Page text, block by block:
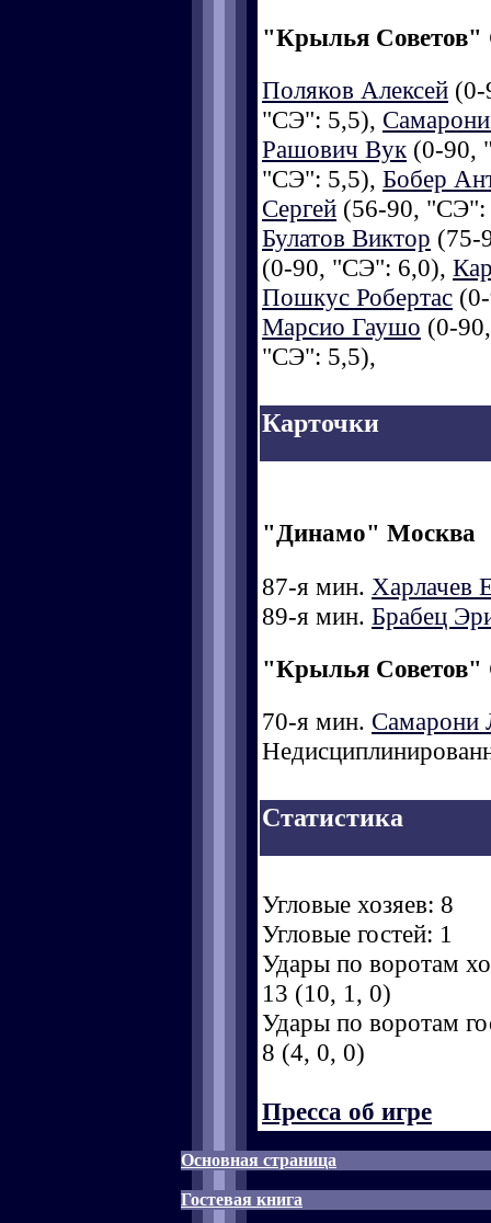
"Крылья Советов"
Поляков Алексей
"СЭ": 5,5),
Рашович Вук (0-90,
"СЭ": 5,5), Бобер
Сергей (56-90,
Булатов Виктор (75-
(0-90, "СЭ": 6,0),
Пошкус Робертас
Марсио Гаушо (0-
"СЭ": 5,5),
Карточки
"Динамо" Москва
87-я мин. Харлачев
89-я мин. Брабец
"Крылья Советов"
70-я мин. Самарони
Статистика
Угловые хозяев: 8
Угловые гостей: 1
Удары по воротам
13 (10, 1, 0)
Удары по воротам
8 (4, 0, 0)
Пресса об игре
Основная страница
Гостевая книга